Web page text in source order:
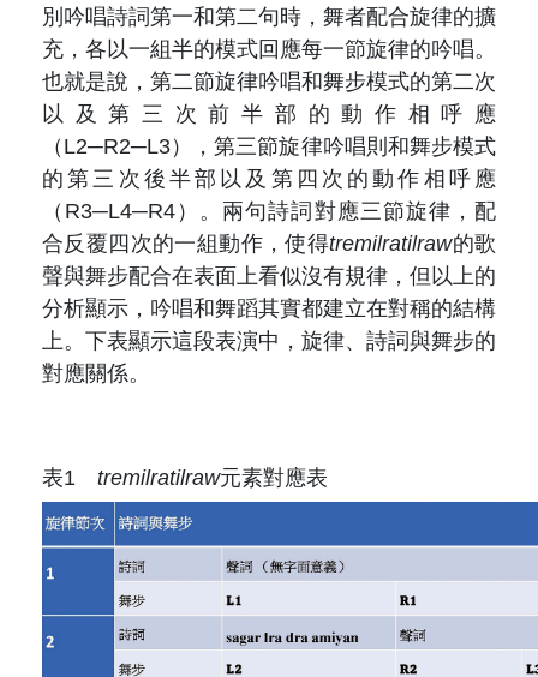
別吟唱詩詞第一和第二句時，舞者配合旋律的擴
充，各以一組半的模式回應每一節旋律的吟唱。
也就是說，第二節旋律吟唱和舞步模式的第二次
以及第三次前半部的動作相呼應
（L2─R2─L3），第三節旋律吟唱則和舞步模式
的第三次後半部以及第四次的動作相呼應
（R3─L4─R4）。兩句詩詞對應三節旋律，配
合反覆四次的一組動作，使得tremilratilraw的歌
聲與舞步配合在表面上看似沒有規律，但以上的
分析顯示，吟唱和舞蹈其實都建立在對稱的結構
上。下表顯示這段表演中，旋律、詩詞與舞步的
對應關係。
表1 tremilratilraw元素對應表